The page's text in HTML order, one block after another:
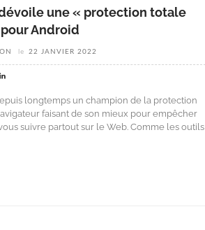
une « protection totale
Android
le 22 JANVIER 2022
longtemps un champion de la protection
faisant de son mieux pour empêcher
suivre partout sur le Web. Comme les outils